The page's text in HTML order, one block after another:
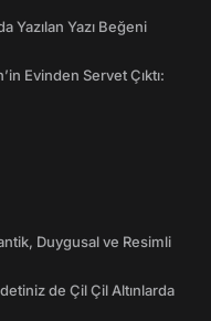
Yazılan Yazı Beğeni
Evinden Servet Çıktı:
Duygusal ve Resimli
de Çil Çil Altınlarda